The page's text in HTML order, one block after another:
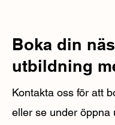
Boka din
utbildning
Kontakta oss för att
eller se under öppna